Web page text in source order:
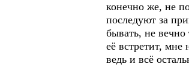
конечно же, не
последуют за
бывать, не
её встретит,
ведь и всё